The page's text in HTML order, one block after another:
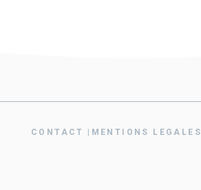
CONTACT MENTIONS LEGALES